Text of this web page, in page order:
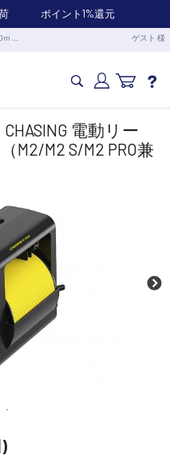
ポイント1%還元
… ゲスト 様
務用ドローン・業務関連製品
ター
電動リー
M2/M2 S/M2 PRO兼